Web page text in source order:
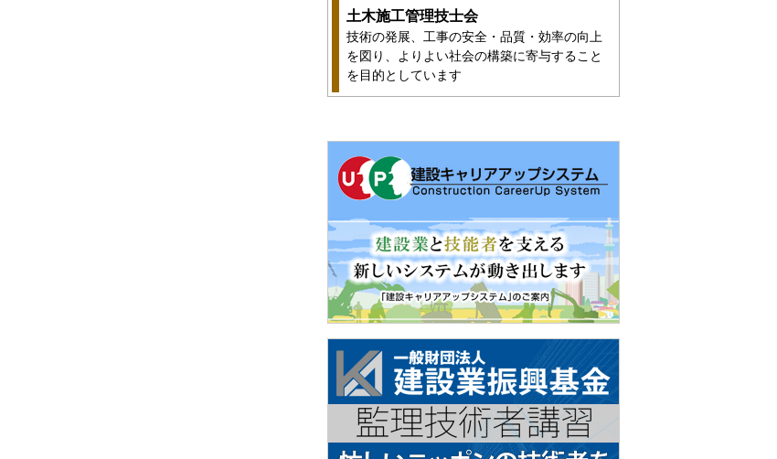
土木施工管理技士会
技術の発展、工事の安全・品質・効率の向上
を図り、よりよい社会の構築に寄与すること
を目的としています